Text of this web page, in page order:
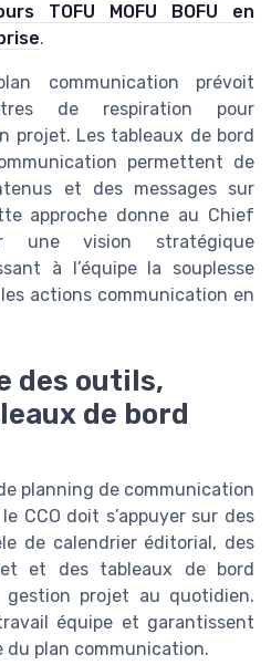
TOFU MOFU BOFU en
.
communication prévoit
de respiration pour
projet. Les tableaux de bord
permettent de
et des messages sur
approche donne au Chief
une vision stratégique
à l’équipe la souplesse
actions communication en
des outils,
de bord
planning de communication
CCO doit s’appuyer sur des
de calendrier éditorial, des
et des tableaux de bord
projet au quotidien.
équipe et garantissent
plan communication.